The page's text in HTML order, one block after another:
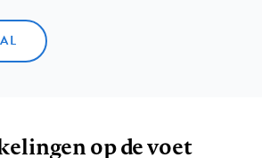
op de voet